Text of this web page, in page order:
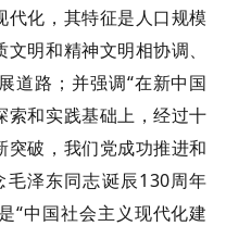
代化，其特征是人口规模
明和精神文明相协调、
道路；并强调“在新中国
索和实践基础上，经过十
突破，我们党成功推进和
毛泽东同志诞辰130周年
“中国社会主义现代化建